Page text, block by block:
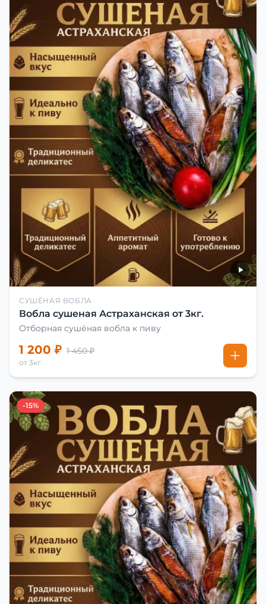
СУШЁНАЯ ВОБЛА
Вобла сушеная Астраханская от 3кг.
Отборная сушёная вобла к пиву
1 200 ₽ 1 450 ₽
от 3кг
-15%